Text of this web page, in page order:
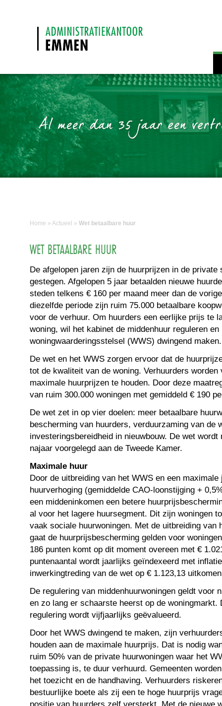
Home » Actueel » Wet betaalbare huur
WET BETAALBARE HUUR
De afgelopen jaren zijn de huurprijzen in de
gestegen. Afgelopen 5 jaar betaalden nieuwe
steden telkens € 160 per maand meer dan de
diezelfde periode zijn ruim 75.000 betaalbare
voor de verhuur. Om huurders een eerlijke prijs te
woning, wil het kabinet de middenhuur reguleren en
woningwaarderingsstelsel (WWS) dwingend maken.
De wet en het WWS zorgen ervoor dat de
tot de kwaliteit van de woning. Verhuurders
maximale huurprijzen te houden. Door deze
van ruim 300.000 woningen met gemiddeld € 190
De wet zet in op vier doelen: meer betaalbare
bescherming van huurders, verduurzaming van de
investeringsbereidheid in nieuwbouw. De wet
najaar voorgelegd aan de Tweede Kamer.
Maximale huur
Door de uitbreiding van het WWS en een maximale
huurverhoging (gemiddelde CAO-loonstijging +
een middeninkomen een betere
al voor het lagere huursegment. Dit zijn woningen
vaak sociale huurwoningen. Met de uitbreiding van
gaat de huurprijsbescherming gelden voor
186 punten komt op dit moment overeen met €
puntenaantal wordt jaarlijks geïndexeerd met
inwerkingtreding van de wet op € 1.123,13
De regulering van middenhuurwoningen geldt voor
en zo lang er schaarste heerst op de woningmarkt.
regulering wordt vijfjaarlijks geëvalueerd.
Door het WWS dwingend te maken, zijn
houden aan de maximale huurprijs. Dat is nodig
ruim 50% van de private huurwoningen waar het
toepassing is, te duur verhuurd. Gemeenten
het toezicht en de handhaving. Verhuurders
bestuurlijke boete als zij een te hoge huurprijs